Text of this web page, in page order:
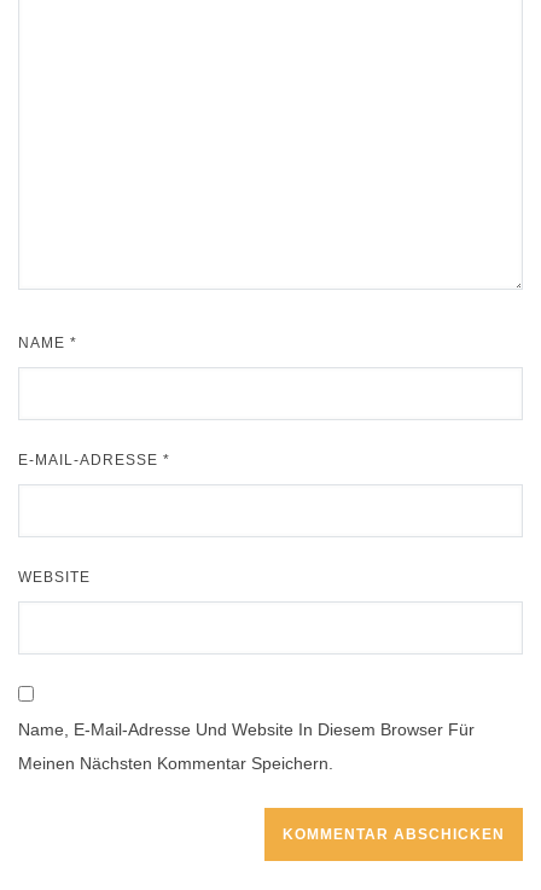
NAME *
E-MAIL-ADRESSE *
WEBSITE
Name, E-Mail-Adresse Und Website In Diesem Browser Für
Meinen Nächsten Kommentar Speichern.